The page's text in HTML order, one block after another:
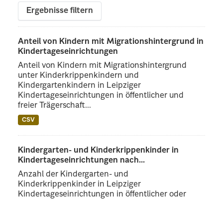
Ergebnisse filtern
Anteil von Kindern mit Migrationshintergrund in
Kindertageseinrichtungen
Anteil von Kindern mit Migrationshintergrund
unter Kinderkrippenkindern und
Kindergartenkindern in Leipziger
Kindertageseinrichtungen in öffentlicher und
freier Trägerschaft...
CSV
Kindergarten- und Kinderkrippenkinder in
Kindertageseinrichtungen nach...
Anzahl der Kindergarten- und
Kinderkrippenkinder in Leipziger
Kindertageseinrichtungen in öffentlicher oder